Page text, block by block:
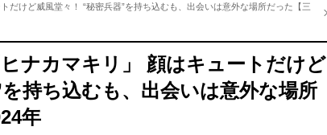
だけど威風堂々！ “秘密兵器”を持ち込むも、出会いは意外な場所だった【三
ナカマキリ」 顔はキュートだけど
持ち込むも、出会いは意外な場所
年